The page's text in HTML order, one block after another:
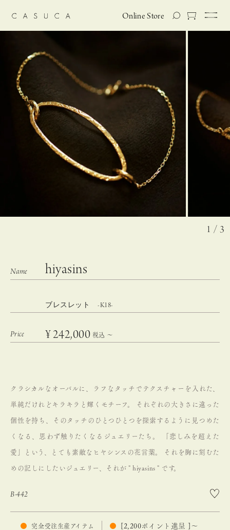
Online Store
1 / 3
hiyasins
ブレスレット -K18-
¥242,000 税込 〜
クラシカルなオーバルに、ラフなタッチでテクスチャーを入れた、
単純だけれどキラキラと輝くモチーフ。 それぞれの大きさに違った
個性を持ち、そのタッチのひとつひとつを探索するように見つめた
くなる、思わず触りたくなるジュエリーたち。 「悲しみを超えた
愛」という、とても素敵なヒヤシンスの花言葉。 それを胸に刻むた
めの記しにしたいジュエリー、それが " hiyasins " です。
B-442
完全受注生産アイテム 2,200ポイント進呈 ] 〜